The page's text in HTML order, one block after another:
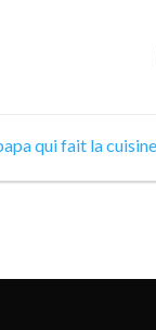
qui fait la cuisine